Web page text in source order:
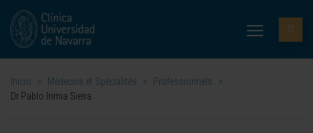
Inicio > Médecins et Spécialités > Professionnels
>
Dr Pablo Irimia Sieira